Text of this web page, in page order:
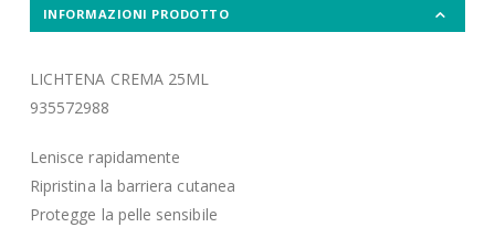
INFORMAZIONI PRODOTTO
LICHTENA CREMA 25ML
935572988
Lenisce rapidamente
Ripristina la barriera cutanea
Protegge la pelle sensibile